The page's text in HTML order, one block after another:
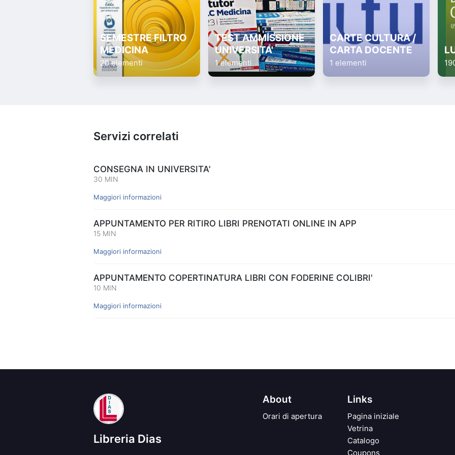
SEMESTRE FILTRO
MEDICINA
20 elementi
TEST AMMISSIONE
UNIVERSITA'
1 elementi
CARTE CULTURA /
CARTA DOCENTE
1 elementi
Servizi correlati
CONSEGNA IN UNIVERSITA'
30 MIN
Maggiori informazioni
APPUNTAMENTO PER RITIRO LIBRI PRENOTATI ONLINE IN APP
15 MIN
Maggiori informazioni
APPUNTAMENTO COPERTINATURA LIBRI CON FODERINE COLIBRI'
10 MIN
Maggiori informazioni
Libreria Dias
About
Orari di apertura
Links
Pagina iniziale
Vetrina
Catalogo
Coupons